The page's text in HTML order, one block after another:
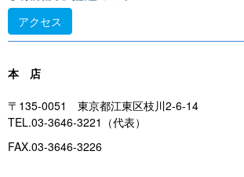
アクセス
本 店
〒135-0051 東京都江東区枝川2-6-14
TEL.03-3646-3221（代表）
FAX.03-3646-3226